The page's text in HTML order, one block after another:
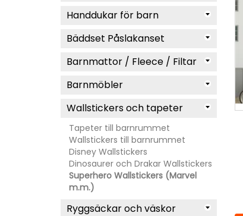
Handdukar för barn
Bäddset Påslakanset
Barnmattor / Fleece / Filtar
Barnmöbler
Wallstickers och tapeter
Tapeter till barnrummet
Wallstickers till barnrummet
Disney Wallstickers
Dinosaurer och Drakar Wallstickers
Superhero Wallstickers (Marvel
m.m.)
Ryggsäckar och väskor